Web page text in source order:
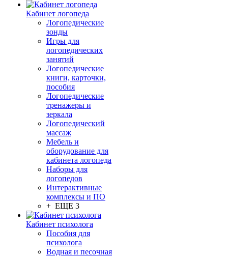
Кабинет логопеда
Логопедические
зонды
Игры для
логопедических
занятий
Логопедические
книги, карточки,
пособия
Логопедические
тренажеры и
зеркала
Логопедический
массаж
Мебель и
оборудование для
кабинета логопеда
Наборы для
логопедов
Интерактивные
комплексы и ПО
+ ЕЩЕ 3
Кабинет психолога
Пособия для
психолога
Водная и песочная